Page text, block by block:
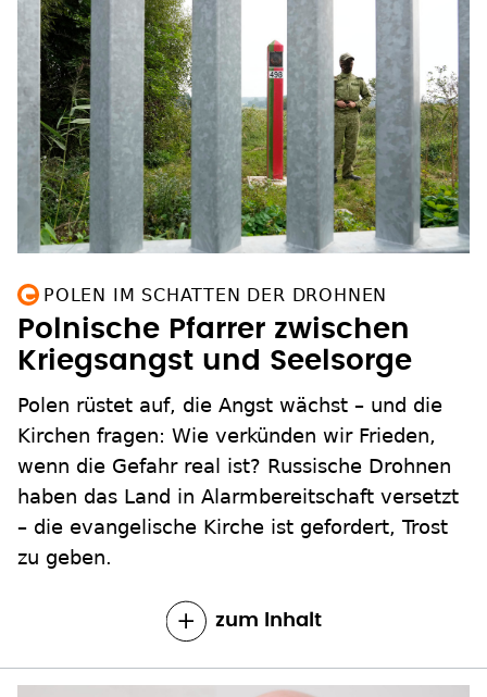
POLEN IM SCHATTEN DER DROHNEN
Polnische Pfarrer zwischen
Kriegsangst und Seelsorge
Polen rüstet auf, die Angst wächst – und die
Kirchen fragen: Wie verkünden wir Frieden,
wenn die Gefahr real ist? Russische Drohnen
haben das Land in Alarmbereitschaft versetzt
– die evangelische Kirche ist gefordert, Trost
zu geben.
zum Inhalt